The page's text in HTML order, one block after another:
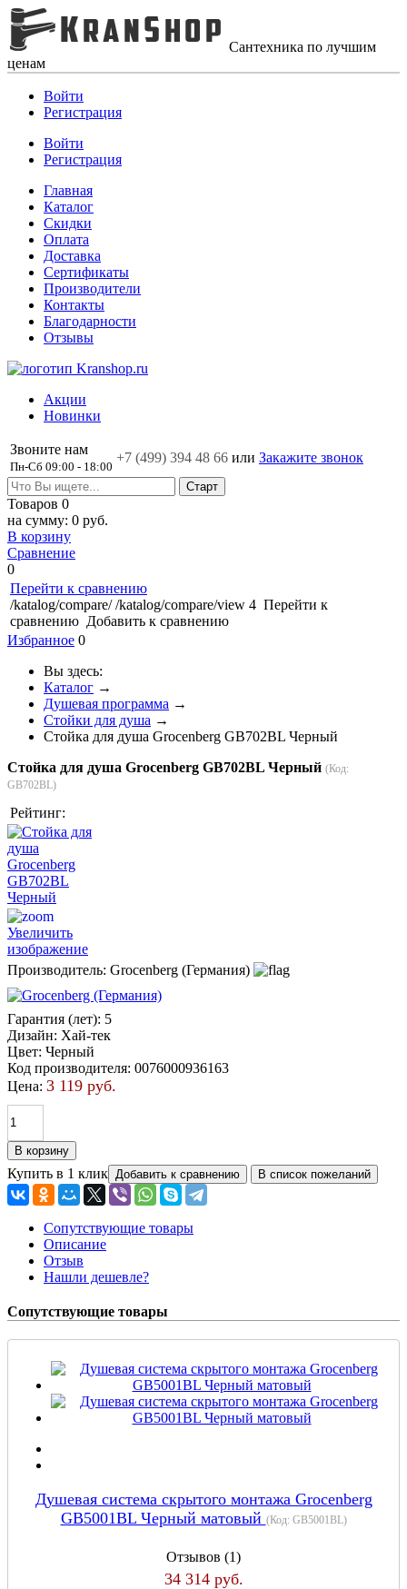
Сантехника по лучшим
ценам
Войти
Регистрация
Войти
Регистрация
Главная
Каталог
Скидки
Оплата
Доставка
Сертификаты
Производители
Контакты
Благодарности
Отзывы
Акции
Новинки
Звоните нам
Пн-Сб 09:00 - 18:00
+7 (499) 394 48 66 или Закажите звонок
Товаров 0
на сумму: 0 руб.
В корзину
Сравнение
0
Перейти к сравнению
/katalog/compare/ /katalog/compare/view 4 Перейти к
сравнению Добавить к сравнению
Избранное 0
Вы здесь:
Каталог →
Душевая программа →
Стойки для душа →
Стойка для душа Grocenberg GB702BL Черный
Стойка для душа Grocenberg GB702BL Черный (Код:
GB702BL)
Рейтинг:
Увеличить
изображение
Производитель: Grocenberg (Германия)
Гарантия (лет): 5
Дизайн: Хай-тек
Цвет: Черный
Код производителя: 0076000936163
Цена: 3 119 руб.
Купить в 1 клик
Сопутствующие товары
Описание
Отзыв
Нашли дешевле?
Сопутствующие товары
Душевая система скрытого монтажа Grocenberg
GB5001BL Черный матовый (Код: GB5001BL)
Отзывов (1)
34 314 руб.